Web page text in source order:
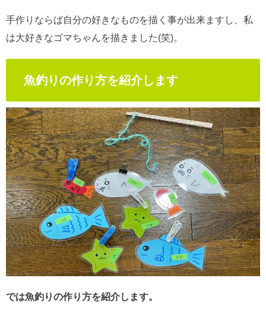
手作りならば自分の好きなものを描く事が出来ますし、私
は大好きなゴマちゃんを描きました(笑)。
魚釣りの作り方を紹介します
では魚釣りの作り方を紹介します。